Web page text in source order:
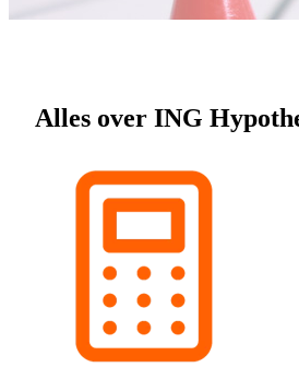
Alles over ING